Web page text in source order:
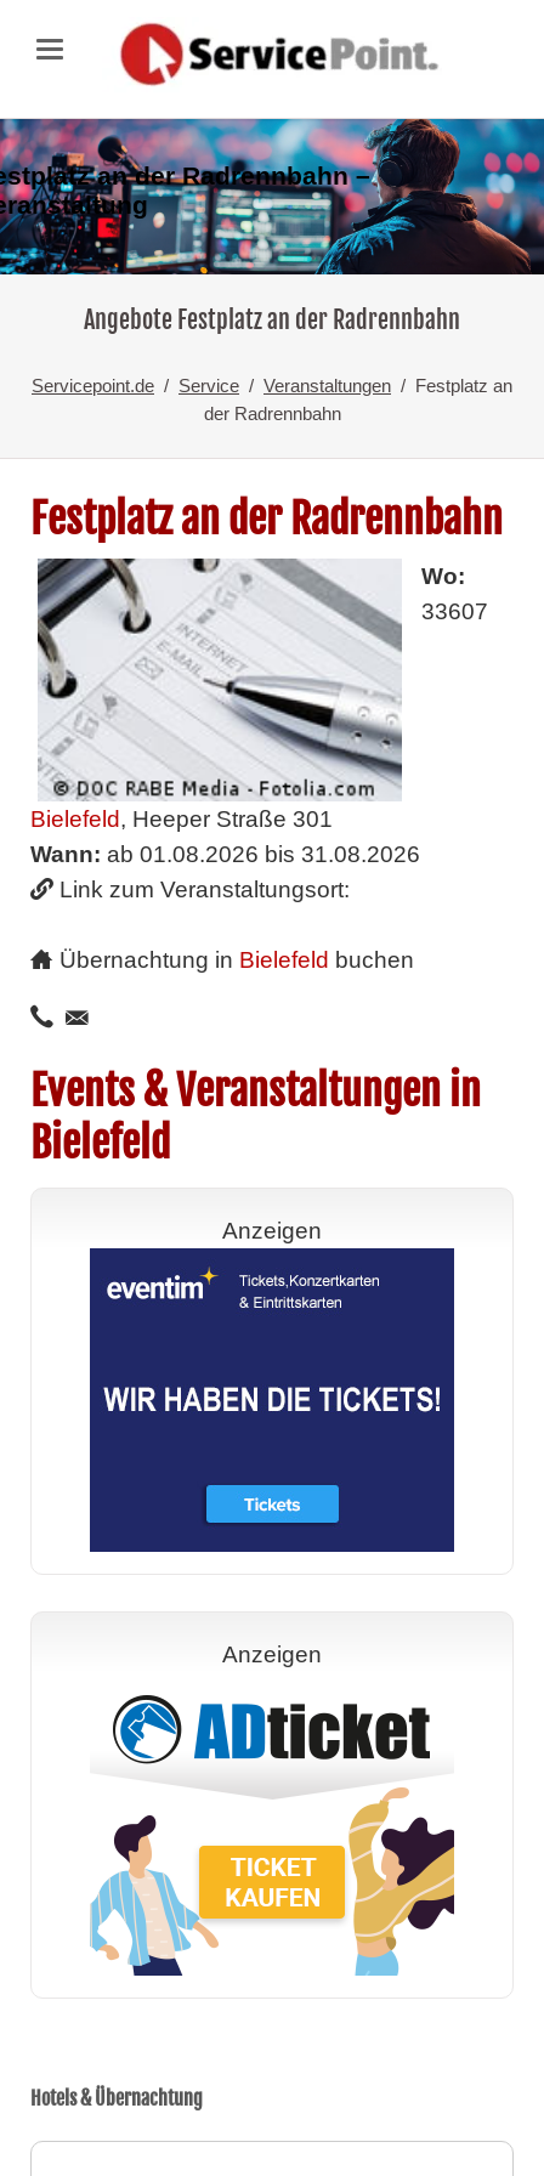
an der Radrennbahn –
Angebote Festplatz an der Radrennbahn
Servicepoint.de Service Veranstaltungen
Festplatz an
der Radrennbahn
Festplatz an der Radrennbahn
Wo:
33607
Bielefeld, Heeper Straße 301
Wann: ab 01.08.2026 bis 31.08.2026
Link zum Veranstaltungsort:
Übernachtung in Bielefeld buchen
Events & Veranstaltungen in
Bielefeld
Anzeigen
Anzeigen
Hotels & Übernachtung